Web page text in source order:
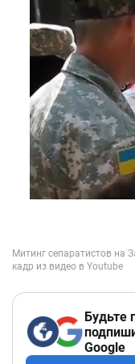
Будьте
Google